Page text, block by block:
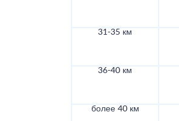
31-35 км
36-40 км
более 40 км